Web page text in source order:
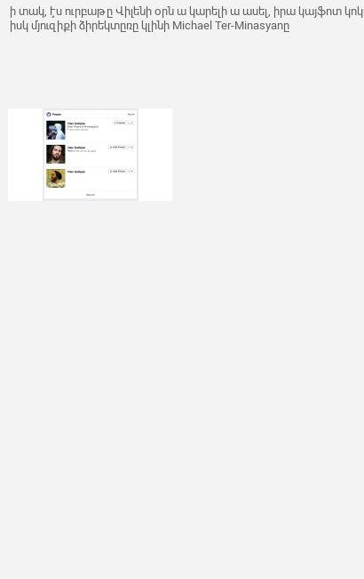
ի տակ, էս ուրբաթը Վիլենի օրն ա կարելի ա ասել, իրա կայֆոտ
իսկ մյուզիքի ձիրեկտըռը կլինի Michael Ter-Minasyanը